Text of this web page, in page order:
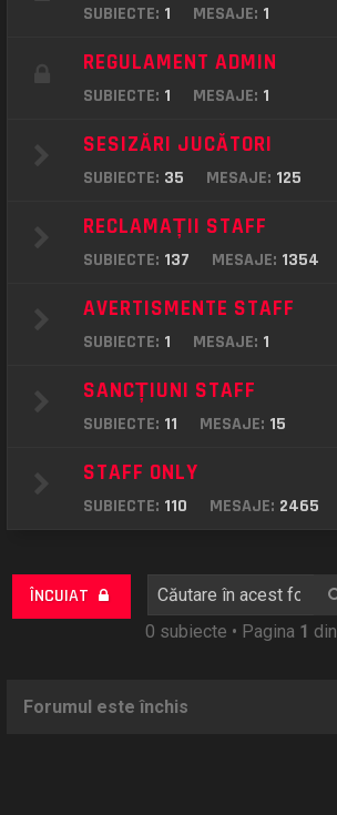
SUBIECTE: 1 MESAJE: 1
REGULAMENT ADMIN
SUBIECTE: 1 MESAJE: 1
SESIZĂRI JUCĂTORI
SUBIECTE: 35 MESAJE: 125
RECLAMAȚII STAFF
SUBIECTE: 137 MESAJE: 1354
AVERTISMENTE STAFF
SUBIECTE: 1 MESAJE: 1
SANCȚIUNI STAFF
SUBIECTE: 11 MESAJE: 15
STAFF ONLY
SUBIECTE: 110 MESAJE: 2465
ÎNCUIAT
0 subiecte • Pagina 1 din
Forumul este închis